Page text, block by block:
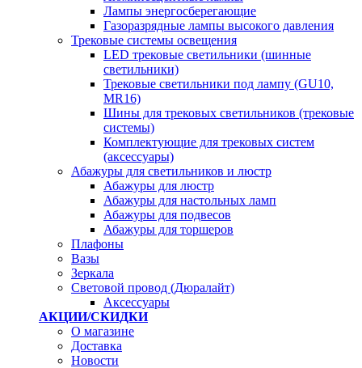
Лампы энергосберегающие
Газоразрядные лампы высокого давления
Трековые системы освещения
LED трековые светильники (шинные
светильники)
Трековые светильники под лампу (GU10,
MR16)
Шины для трековых светильников (трековые
системы)
Комплектующие для трековых систем
(аксессуары)
Абажуры для светильников и люстр
Абажуры для люстр
Абажуры для настольных ламп
Абажуры для подвесов
Абажуры для торшеров
Плафоны
Вазы
Зеркала
Световой провод (Дюралайт)
Аксессуары
АКЦИИ/СКИДКИ
О магазине
Доставка
Новости